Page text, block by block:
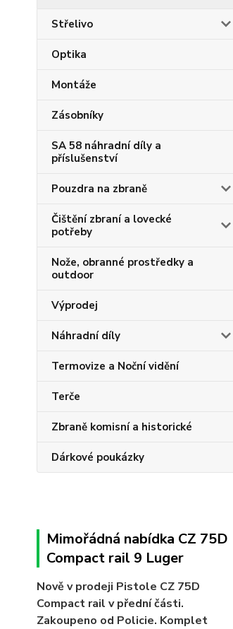
Střelivo
Optika
Montáže
Zásobníky
SA 58 náhradní díly a
příslušenství
Pouzdra na zbraně
Čištění zbraní a lovecké
potřeby
Nože, obranné prostředky a
outdoor
Výprodej
Náhradní díly
Termovize a Noční vidění
Terče
Zbraně komisní a historické
Dárkové poukázky
Mimořádná nabídka CZ 75D
Compact rail 9 Luger
Nově v prodeji Pistole CZ 75D
Compact rail v přední části.
Zakoupeno od Policie. Komplet